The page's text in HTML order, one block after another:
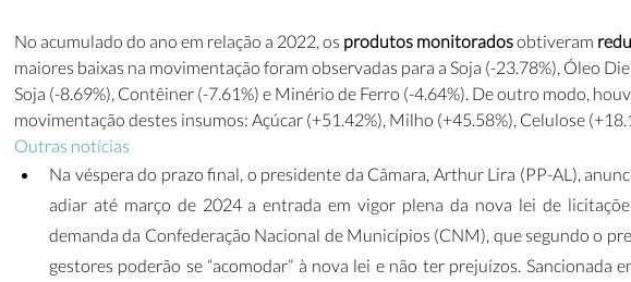
No acumulado do ano em relação a 2022, os produtos monitorados obtiveram
maiores baixas na movimentação foram observadas para a Soja (-23.78%), Óleo
Soja (-8.69%), Contêiner (-7.61%) e Minério de Ferro (-4.64%). De outro modo,
movimentação destes insumos: Açúcar (+51.42%), Milho (+45.58%), Celulose
Outras notícias
Na véspera do prazo final, o presidente da Câmara, Arthur Lira (PP-AL),
adiar até março de 2024 a entrada em vigor plena da nova lei de
demanda da Confederação Nacional de Municípios (CNM), que segundo o
gestores poderão se “acomodar” à nova lei e não ter prejuízos. Sancionada